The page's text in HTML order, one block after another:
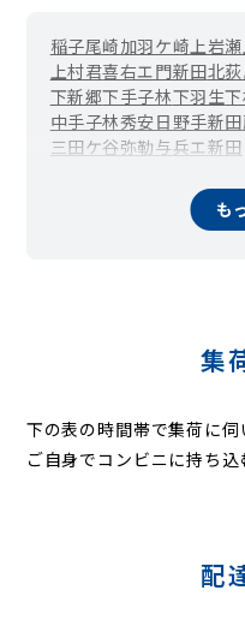
稲子尾崎加羽ケ崎 上岩瀬
上村君喜右エ門新田北
下新郷下手子林下羽生
中手子林秀安日野手新田
三田ケ谷弥勒与兵エ新田
も
集
下の表の時間帯で集荷に伺
ご自身でコンビニに持ち
配